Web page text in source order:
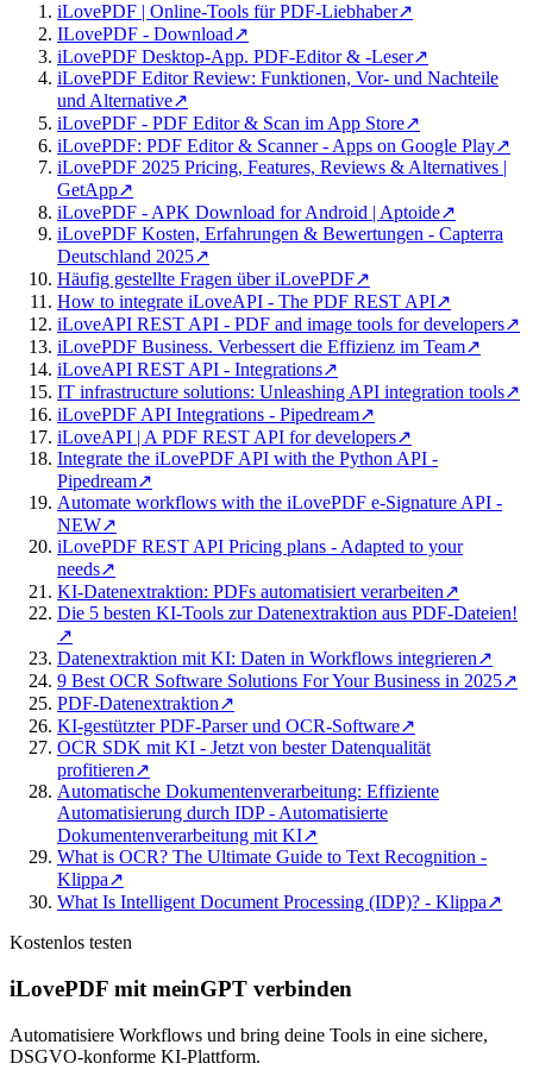
iLovePDF | Online-Tools für PDF-Liebhaber↗
ILovePDF - Download↗
iLovePDF Desktop-App. PDF-Editor & -Leser↗
iLovePDF Editor Review: Funktionen, Vor- und Nachteile
und Alternative↗
iLovePDF - PDF Editor & Scan im App Store↗
iLovePDF: PDF Editor & Scanner - Apps on Google Play↗
iLovePDF 2025 Pricing, Features, Reviews & Alternatives |
GetApp↗
iLovePDF - APK Download for Android | Aptoide↗
iLovePDF Kosten, Erfahrungen & Bewertungen - Capterra
Deutschland 2025↗
Häufig gestellte Fragen über iLovePDF↗
How to integrate iLoveAPI - The PDF REST API↗
iLoveAPI REST API - PDF and image tools for developers↗
iLovePDF Business. Verbessert die Effizienz im Team↗
iLoveAPI REST API - Integrations↗
IT infrastructure solutions: Unleashing API integration tools↗
iLovePDF API Integrations - Pipedream↗
iLoveAPI | A PDF REST API for developers↗
Integrate the iLovePDF API with the Python API -
Pipedream↗
Automate workflows with the iLovePDF e-Signature API -
NEW↗
iLovePDF REST API Pricing plans - Adapted to your
needs↗
KI-Datenextraktion: PDFs automatisiert verarbeiten↗
Die 5 besten KI-Tools zur Datenextraktion aus PDF-Dateien!
↗
Datenextraktion mit KI: Daten in Workflows integrieren↗
9 Best OCR Software Solutions For Your Business in 2025↗
PDF-Datenextraktion↗
KI-gestützter PDF-Parser und OCR-Software↗
OCR SDK mit KI - Jetzt von bester Datenqualität
profitieren↗
Automatische Dokumentenverarbeitung: Effiziente
Automatisierung durch IDP - Automatisierte
Dokumentenverarbeitung mit KI↗
What is OCR? The Ultimate Guide to Text Recognition -
Klippa↗
What Is Intelligent Document Processing (IDP)? - Klippa↗
Kostenlos testen
iLovePDF mit meinGPT verbinden
Automatisiere Workflows und bring deine Tools in eine sichere,
DSGVO-konforme KI-Plattform.